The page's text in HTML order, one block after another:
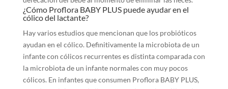
¿Cómo Proflora BABY PLUS puede ayudar en el
cólico del lactante?
Hay varios estudios que mencionan que los probióticos
ayudan en el cólico. Definitivamente la microbiota de un
infante con cólicos recurrentes es distinta comparada con
la microbiota de un infante normales con muy pocos
cólicos. En infantes que consumen Proflora BABY PLUS,